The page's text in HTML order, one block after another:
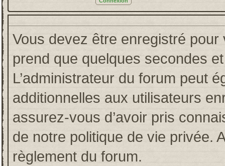
Vous devez être enregistré pour
prend que quelques secondes
L’administrateur du forum peut
additionnelles aux utilisateurs
assurez-vous d’avoir pris
de notre politique de vie privée.
règlement du forum.